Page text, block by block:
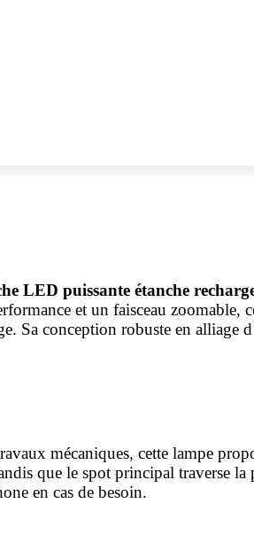
LED puissante étanche
et un faisceau zoomable,
Sa conception robuste en alliage
mécaniques, cette lampe
que le spot principal traverse
en cas de besoin.